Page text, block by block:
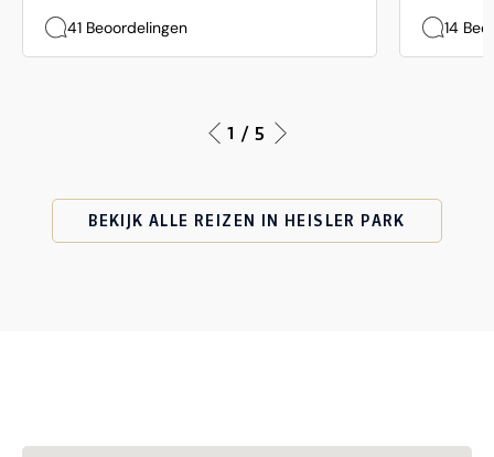
41 Beoordelingen 14
1 / 5
BEKIJK ALLE REIZEN IN HEISLER PARK